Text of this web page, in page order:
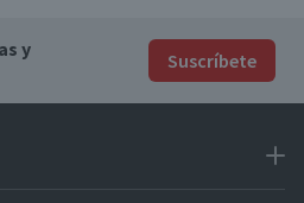
y
Suscríbete